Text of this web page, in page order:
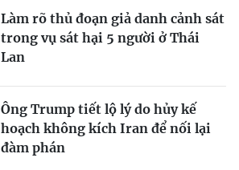
Làm rõ thủ đoạn giả danh cảnh sát
trong vụ sát hại 5 người ở Thái
Lan
Ông Trump tiết lộ lý do hủy kế
hoạch không kích Iran để nối lại
đàm phán